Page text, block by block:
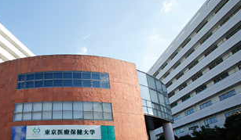
験上の
高等学校卒業程度認定試験
小学校教員資格認定試験
格認定